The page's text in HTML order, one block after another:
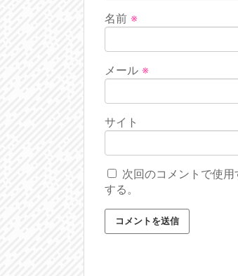
名前 ※
メール ※
サイト
次回のコメントで使
する。